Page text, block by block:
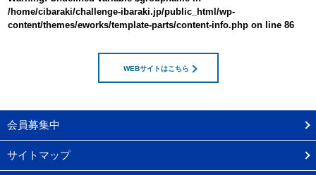
/home/cibaraki/challenge-ibaraki.jp/public_html/wp-
content/themes/eworks/template-parts/content-info.php on line86
WEBサイトはこちら
会員募集中
サイトマップ